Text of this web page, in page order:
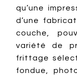
qu’une
d’une
couche,
variété de
frittage
fondue,